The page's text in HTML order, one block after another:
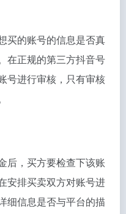
买的账号的信息是否真
在正规的第三方抖音号
号进行审核，只有审核
后，买方要检查下该账
安排买卖双方对账号进
细信息是否与平台的描